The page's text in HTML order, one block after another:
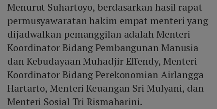
Menurut Suhartoyo, berdasarkan hasil rapat
permusyawaratan hakim empat menteri yang
dijadwalkan pemanggilan adalah Menteri
Koordinator Bidang Pembangunan Manusia
dan Kebudayaan Muhadjir Effendy, Menteri
Koordinator Bidang Perekonomian Airlangga
Hartarto, Menteri Keuangan Sri Mulyani, dan
Menteri Sosial Tri Rismaharini.